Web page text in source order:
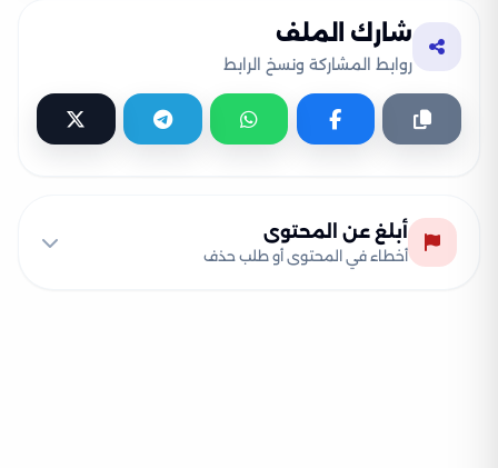
شارك الملف
روابط المشاركة ونسخ الرابط
أبلغ عن المحتوى
أخطاء في المحتوى أو طلب حذف